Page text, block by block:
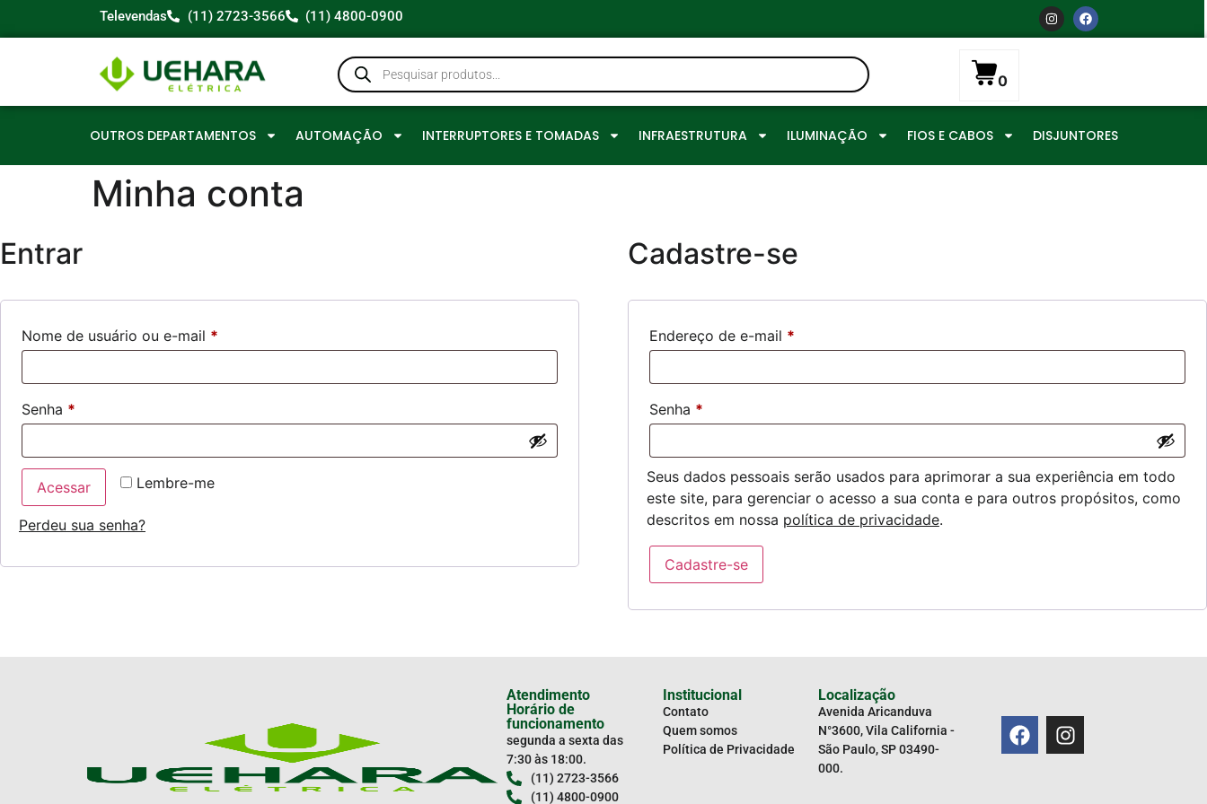
Televendas (11) 2723-3566 (11) 4800-0900
0
OUTROS DEPARTAMENTOS AUTOMAÇÃO INTERRUPTORES E TOMADAS INFRAESTRUTURA ILUMINAÇÃO FIOS E CABOS DISJUNTORES
Minha conta
Entrar
Nome de usuário ou e-mail *
Senha *
Lembre-me
Acessar
Perdeu sua senha?
Cadastre-se
Endereço de e-mail *
Senha *
Seus dados pessoais serão usados para aprimorar a sua experiência em todo
este site, para gerenciar o acesso a sua conta e para outros propósitos, como
descritos em nossa política de privacidade.
Cadastre-se
Atendimento
Horário de
funcionamento
segunda a sexta das
7:30 às 18:00.
(11) 2723-3566
(11) 4800-0900
Institucional
Contato
Quem somos
Política de Privacidade
Localização
Avenida Aricanduva
N°3600, Vila California -
São Paulo, SP 03490-
000.